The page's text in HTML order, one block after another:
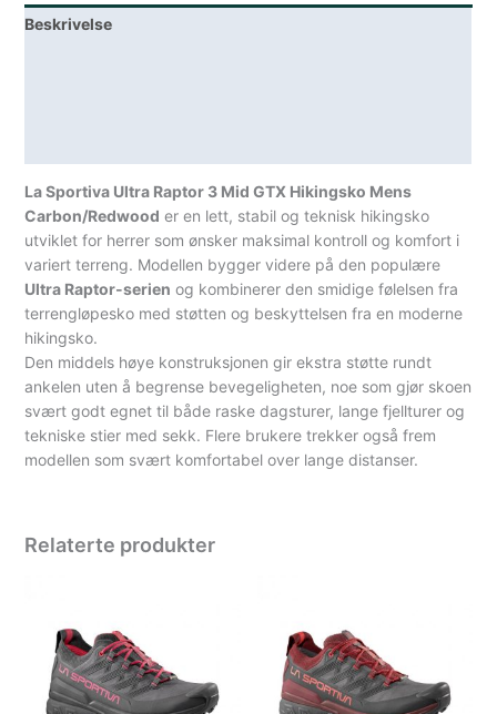
Tursko
Beskrivelse
La Sportiva Ultra Raptor 3 Mid GTX Hikingsko Mens
Carbon/Redwood er en lett, stabil og teknisk hikingsko
utviklet for herrer som ønsker maksimal kontroll og komfort i
variert terreng. Modellen bygger videre på den populære
Ultra Raptor-serien og kombinerer den smidige følelsen fra
terrengløpesko med støtten og beskyttelsen fra en moderne
hikingsko.
Den middels høye konstruksjonen gir ekstra støtte rundt
ankelen uten å begrense bevegeligheten, noe som gjør skoen
svært godt egnet til både raske dagsturer, lange fjellturer og
tekniske stier med sekk. Flere brukere trekker også frem
modellen som svært komfortabel over lange distanser.
Relaterte produkter